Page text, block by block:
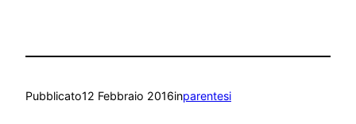
Pubblicato12 Febbraio 2016inparentesi